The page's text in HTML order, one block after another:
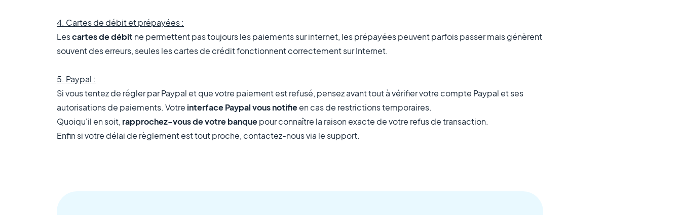
4. Cartes de débit et prépayées :
Lescartes de débit ne permettent pas toujours les paiements sur internet, les prépayées peuvent parfois passer mais génèrent
souvent des erreurs, seules lescartes de crédit fonctionnent correctement sur Internet.
5. Paypal :
Si vous tentez de régler par Paypal et que votre paiement est refusé, pensez avant tout à vérifier votre compte Paypal et ses
autorisations de paiements. Votre interface Paypal vous notifieen cas de restrictions temporaires.
Quoiqu'il en soit, rapprochez-vous de votre banquepour connaître la raison exacte de votre refus de transaction.
Enfin si votre délai de règlement est tout proche, contactez-nous via le support.